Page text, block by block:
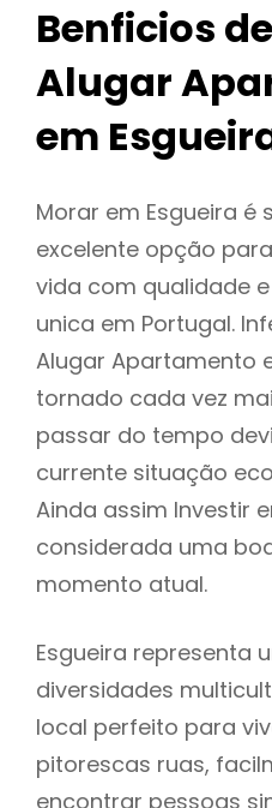
Benficios
Alugar
em
Morar em Esgueira é
excelente opção
vida com qualidade
unica em Portugal.
Alugar Apartamento
tornado cada vez
passar do tempo
currente situação
Ainda assim Investir
considerada uma
momento atual.
Esgueira representa
diversidades
local perfeito para
pitorescas ruas,
encontrar pessoas